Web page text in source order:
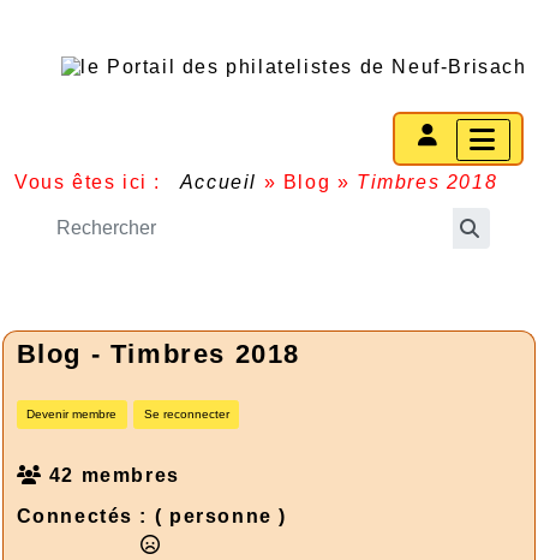
Vous êtes ici : Accueil » Blog » Timbres 2018
Blog - Timbres 2018
Devenir membre Se reconnecter
42 membres
Connectés : ( personne )